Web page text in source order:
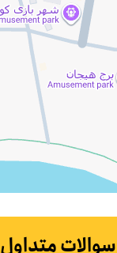
سوالات متداول